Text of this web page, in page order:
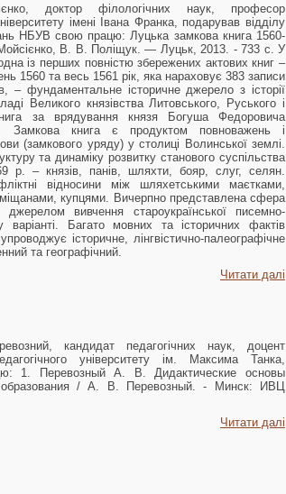
доктор філологічних наук, професор
імені Івана Франка, подарував відділу
НБУВ свою працю: Луцька замкова книга 1560-
В. В. Поліщук. — Луцьк, 2013. - 733 с. У
із перших повністю збережених актових книг –
1560 та весь 1561 рік, яка нараховує 383 записи
– фундаментальне історичне джерело з історії
Великого князівства Литовського, Руського і
за врядування князя Богуша Федоровича
Замкова книга є продуктом повноважень і
(замкового уряду) у столиці Волинської землі.
та динаміку розвитку станового суспільства
р. – князів, панів, шляхти, бояр, слуг, селян.
відносини між шляхетськими маєтками,
купцями. Вичерпно представлена сфера
вивчення староукраїнської писемно-
варіанті. Багато мовних та історичних фактів
історичне, лінгвістично-палеографічне
та географічний.
Читати далі
кандидат педагогічних наук, доцент
університету ім. Максима Танка,
1. Перевозный А. В. Дидактические основы
образования / А. В. Перевозный. - Минск: ИВЦ
Читати далі